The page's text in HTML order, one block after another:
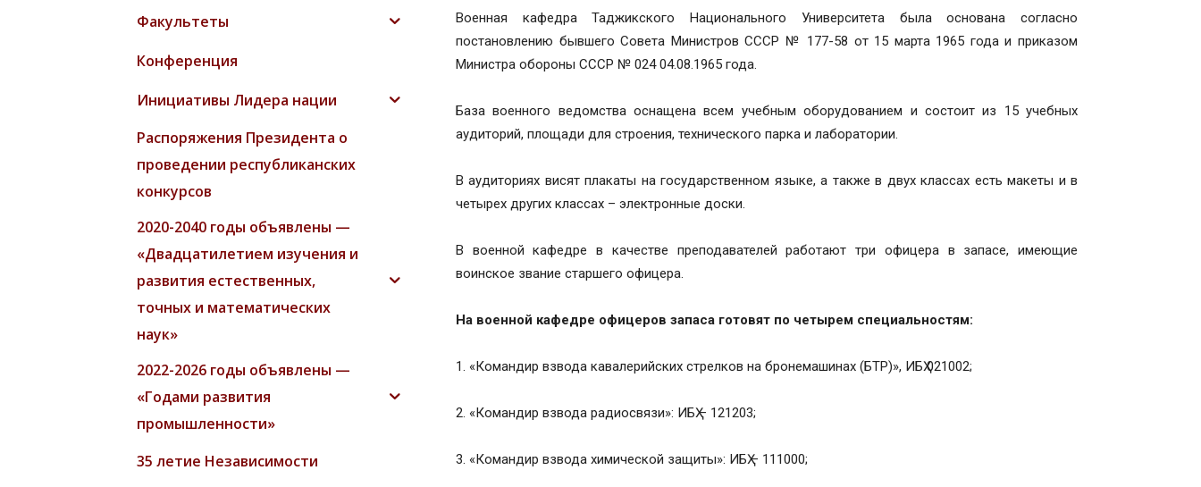
Военная кафедра Таджикского Национального Университета была основана согласно
постановлению бывшего Совета Министров СССР № 177-58 от 15 марта 1965 года и приказом
Министра обороны СССР № 024 04.08.1965 года.
База военного ведомства оснащена всем учебным оборудованием и состоит из 15 учебных
аудиторий, площади для строения, технического парка и лаборатории.
В аудиториях висят плакаты на государственном языке, а также в двух классах есть макеты и в
четырех других классах – электронные доски.
В военной кафедре в качестве преподавателей работают три офицера в запасе, имеющие
воинское звание старшего офицера.
На военной кафедре офицеров запаса готовят по четырем специальностям:
1. «Командир взвода кавалерийских стрелков на бронемашинах (БТР)», ИБҲ 021002;
2. «Командир взвода радиосвязи»: ИБҲ – 121203;
3. «Командир взвода химической защиты»: ИБҲ – 111000;
Факультеты
Конференция
Инициативы Лидера нации
Распоряжения Президента о
проведении республиканских
конкурсов
2020-2040 годы объявлены —
«Двадцатилетием изучения и
развития естественных,
точных и математических
наук»
2022-2026 годы объявлены —
«Годами развития
промышленности»
35 летие Независимости